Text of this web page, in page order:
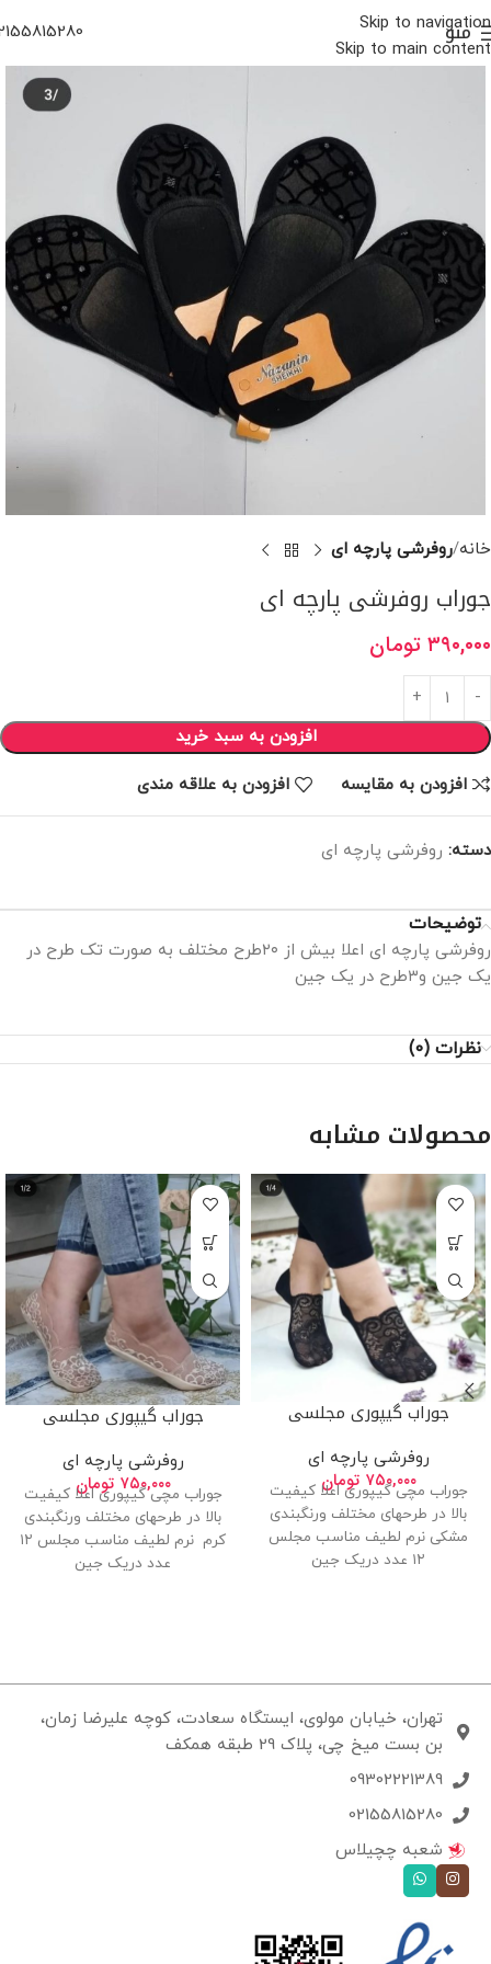
Skip to navigation
Skip to main content
منو
خانه روفرشی پارچه ای
جوراب روفرشی پارچه ای
۳۹۰,۰۰۰ تومان
افزودن به سبد خرید
افزودن به مقایسه افزودن به علاقه مندی
دسته: روفرشی پارچه ای
توضیحات
روفرشی پارچه ای اعلا بیش از ۲۰طرح مختلف به صورت تک طرح در
یک جین و۳طرح در یک جین
نظرات (0)
محصولات مشابه
جوراب گیپوری مجلسی
روفرشی پارچه ای
۷۵۰,۰۰۰ تومان
جوراب مچی گیپوری اعلا کیفیت
بالا در طرحهای مختلف ورنگبندی
مشکی نرم لطیف مناسب مجلس
۱۲ عدد دریک جین
جوراب گیپوری مجلسی
روفرشی پارچه ای
۷۵۰,۰۰۰ تومان
جوراب مچی گیپوری اعلا کیفیت
بالا در طرحهای مختلف ورنگبندی
کرم نرم لطیف مناسب مجلس ۱۲
عدد دریک جین
تهران، خیابان مولوی، ایستگاه سعادت، کوچه علیرضا زمان،
بن بست میخ چی، پلاک 29 طبقه همکف
09302221389
02155815280
شعبه چچیلاس